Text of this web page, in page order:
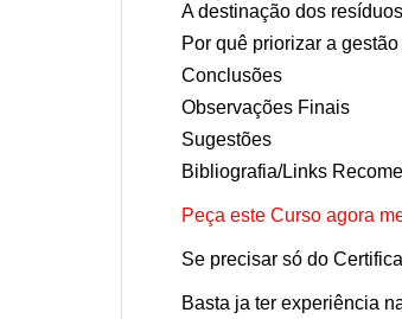
A destinação dos
Por quê priorizar a
Conclusões
Observações Finais
Sugestões
Bibliografia/Links
Peça este Curso agora
Se precisar só do
Basta ja ter experiência